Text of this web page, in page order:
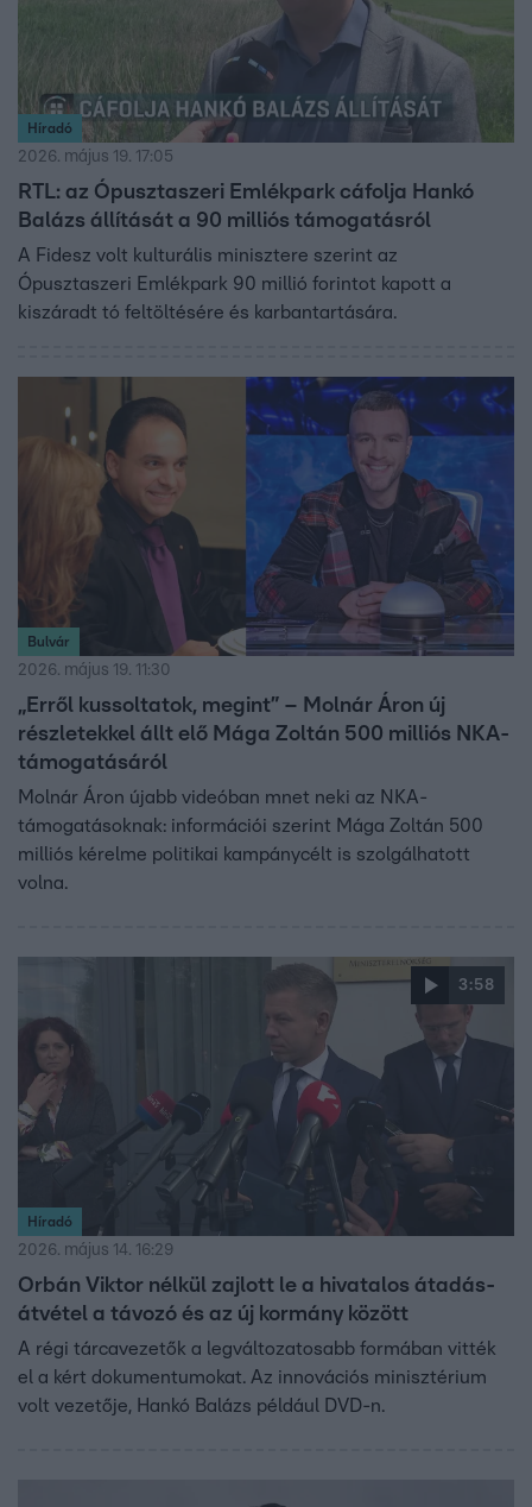
Híradó
2026. május 19. 17:05
RTL: az Ópusztaszeri Emlékpark cáfolja Hankó
Balázs állítását a 90 milliós támogatásról
A Fidesz volt kulturális minisztere szerint az
Ópusztaszeri Emlékpark 90 millió forintot kapott a
kiszáradt tó feltöltésére és karbantartására.
Bulvár
2026. május 19. 11:30
„Erről kussoltatok, megint” – Molnár Áron új
részletekkel állt elő Mága Zoltán 500 milliós NKA-
támogatásáról
Molnár Áron újabb videóban mnet neki az NKA-
támogatásoknak: információi szerint Mága Zoltán 500
milliós kérelme politikai kampánycélt is szolgálhatott
volna.
3:58
Híradó
2026. május 14. 16:29
Orbán Viktor nélkül zajlott le a hivatalos átadás-
átvétel a távozó és az új kormány között
A régi tárcavezetők a legváltozatosabb formában vitték
el a kért dokumentumokat. Az innovációs minisztérium
volt vezetője, Hankó Balázs például DVD-n.